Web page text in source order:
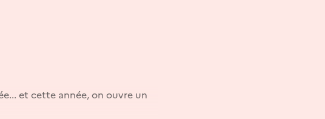
et cette année, on ouvre un